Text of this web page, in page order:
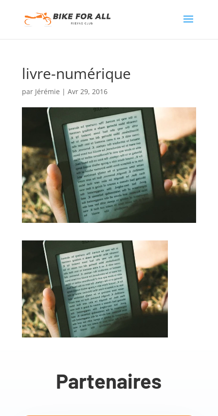
livre-numérique
par Jérémie | Avr 29, 2016
Partenaires